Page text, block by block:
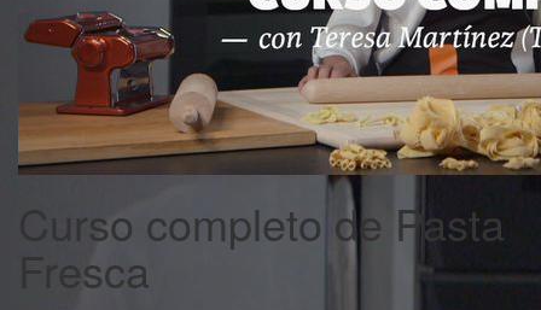
Curso completo de Pasta
Fresca